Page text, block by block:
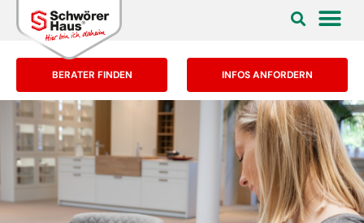
BERATER FINDEN INFOS ANFORDERN